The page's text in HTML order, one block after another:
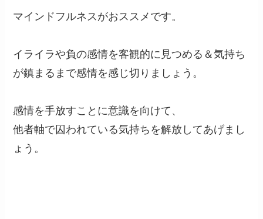
マインドフルネスがおススメです。
イライラや負の感情を客観的に見つめる＆気持ち
が鎮まるまで感情を感じ切りましょう。
感情を手放すことに意識を向けて、
他者軸で囚われている気持ちを解放してあげまし
ょう。